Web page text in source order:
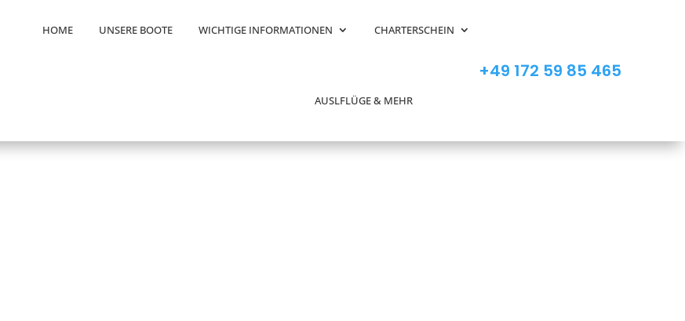
HOME UNSERE BOOTE WICHTIGE INFORMATIONEN CHARTERSCHEIN
AUSLFLÜGE & MEHR
+49 172 59 85 465